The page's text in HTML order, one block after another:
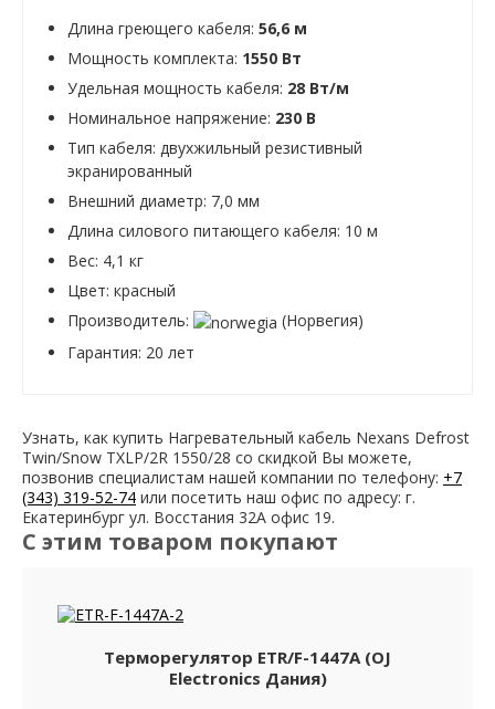
Длина греющего кабеля: 56,6 м
Мощность комплекта: 1550 Вт
Удельная мощность кабеля: 28 Вт/м
Номинальное напряжение: 230 В
Тип кабеля: двухжильный резистивный
экранированный
Внешний диаметр: 7,0 мм
Длина силового питающего кабеля: 10 м
Вес: 4,1 кг
Цвет: красный
Производитель:
(Норвегия)
Гарантия: 20 лет
Узнать, как купить Нагревательный кабель Nexans Defrost
Twin/Snow TXLP/2R 1550/28 со скидкой Вы можете,
позвонив специалистам нашей компании по телефону: +7
(343) 319-52-74 или посетить наш офис по адресу: г.
Екатеринбург ул. Восстания 32А офис 19.
С этим товаром покупают
Терморегулятор ETR/F-1447A (OJ
Electronics Дания)